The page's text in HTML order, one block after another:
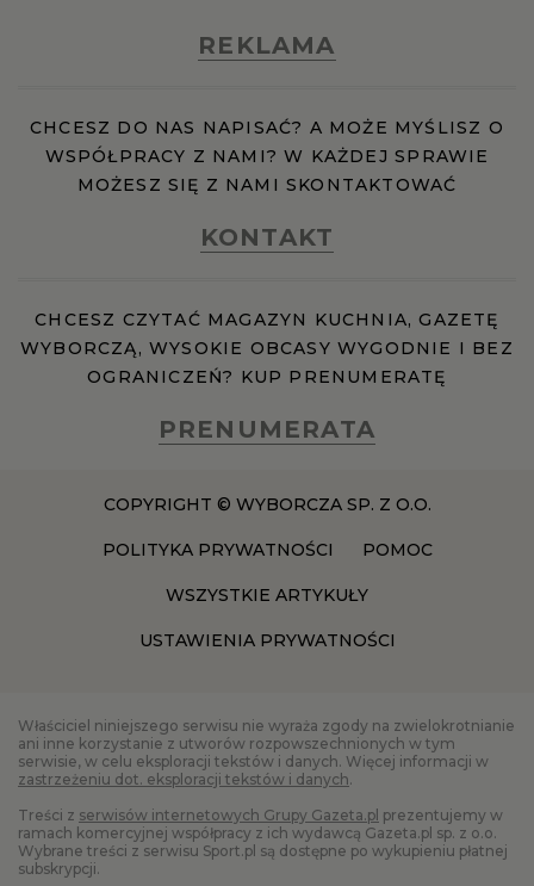
REKLAMA
CHCESZ DO NAS NAPISAĆ? A MOŻE MYŚLISZ O
WSPÓŁPRACY Z NAMI? W KAŻDEJ SPRAWIE
MOŻESZ SIĘ Z NAMI SKONTAKTOWAĆ
KONTAKT
CHCESZ CZYTAĆ MAGAZYN KUCHNIA, GAZETĘ
WYBORCZĄ, WYSOKIE OBCASY WYGODNIE I BEZ
OGRANICZEŃ? KUP PRENUMERATĘ
PRENUMERATA
COPYRIGHT © WYBORCZA SP. Z O.O.
POLITYKA PRYWATNOŚCI POMOC
WSZYSTKIE ARTYKUŁY
USTAWIENIA PRYWATNOŚCI
Właściciel niniejszego serwisu nie wyraża zgody na zwielokrotnianie
ani inne korzystanie z utworów rozpowszechnionych w tym
serwisie, w celu eksploracji tekstów i danych. Więcej informacji w
zastrzeżeniu dot. eksploracji tekstów i danych.
Treści z serwisów internetowych Grupy Gazeta.pl prezentujemy w
ramach komercyjnej współpracy z ich wydawcą Gazeta.pl sp. z o.o.
Wybrane treści z serwisu Sport.pl są dostępne po wykupieniu płatnej
subskrypcji.